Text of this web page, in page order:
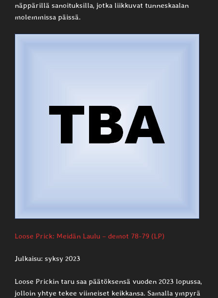
näppärillä sanoituksilla, jotka liikkuvat tunneskaalan
molemmissa päissä.
Loose Prick: Meidän Laulu – demot 78-79 (LP)
Julkaisu: syksy 2023
Loose Prickin taru saa päätöksensä vuoden 2023 lopussa,
jolloin yhtye tekee viimeiset keikkansa. Samalla ympyrä